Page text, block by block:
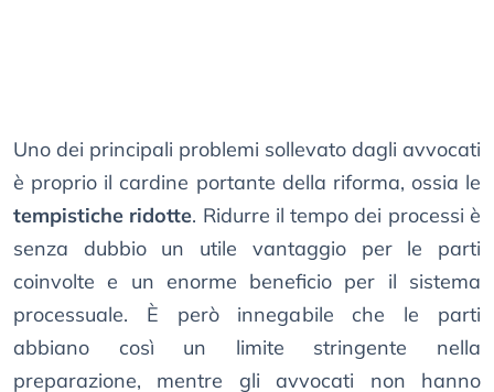
Uno dei principali problemi sollevato dagli avvocati
è proprio il cardine portante della riforma, ossia le
tempistiche ridotte. Ridurre il tempo dei processi è
senza dubbio un utile vantaggio per le parti
coinvolte e un enorme beneficio per il sistema
processuale. È però innegabile che le parti
abbiano così un limite stringente nella
preparazione, mentre gli avvocati non hanno